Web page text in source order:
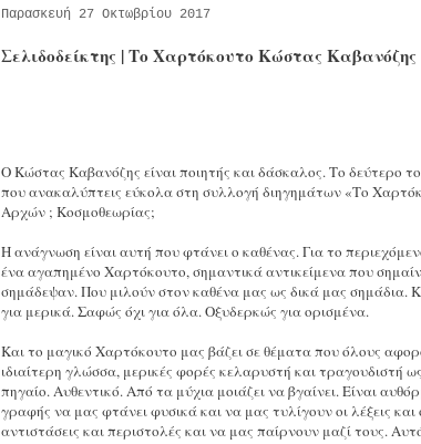
Παρασκευή 27 Οκτωβρίου 2017
Σελιδοδείκτης | Το Χαρτόκουτο Κώστας Καβανόζης
Ο Κώστας Καβανόζης είναι ποιητής και δάσκαλος. Το δεύτερο
που ανακαλύπτεις εύκολα στη συλλογή διηγημάτων «Το
Αρχών ; Κοσμοθεωρίας;
Η ανάγνωση είναι αυτή που φτάνει ο καθένας. Για το
ένα αγαπημένο Χαρτόκουτο, σημαντικά αντικείμενα που
σημάδεψαν. Που μιλούν στον καθένα μας ως δικά μας σημάδια.
για μερικά. Σαφώς όχι για όλα. Οξυδερκώς για ορισμένα.
Και το μαγικό Χαρτόκουτο μας βάζει σε θέματα που όλους
ιδιαίτερη γλώσσα, μερικές φορές κελαρυστή και τραγουδιστή
πηγαίο. Αυθεντικό. Από τα μύχια μοιάζει να βγαίνει. Είναι
γραφής να μας φτάνει φυσικά και να μας τυλίγουν οι λέξεις
αντιστάσεις και περιστολές και να μας παίρνουν μαζί τους.